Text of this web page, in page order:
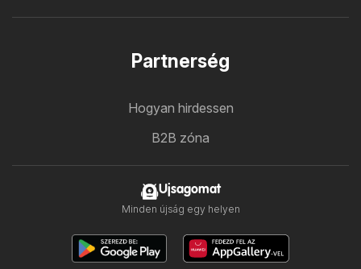
Partnerség
Hogyan hirdessen
B2B zóna
Ujsagomat
Minden újság egy helyen